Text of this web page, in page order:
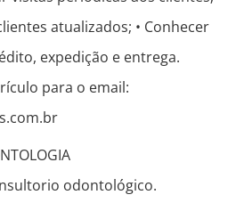
atualizados; • Conhecer
expedição e entrega.
para o email:
odontológico.